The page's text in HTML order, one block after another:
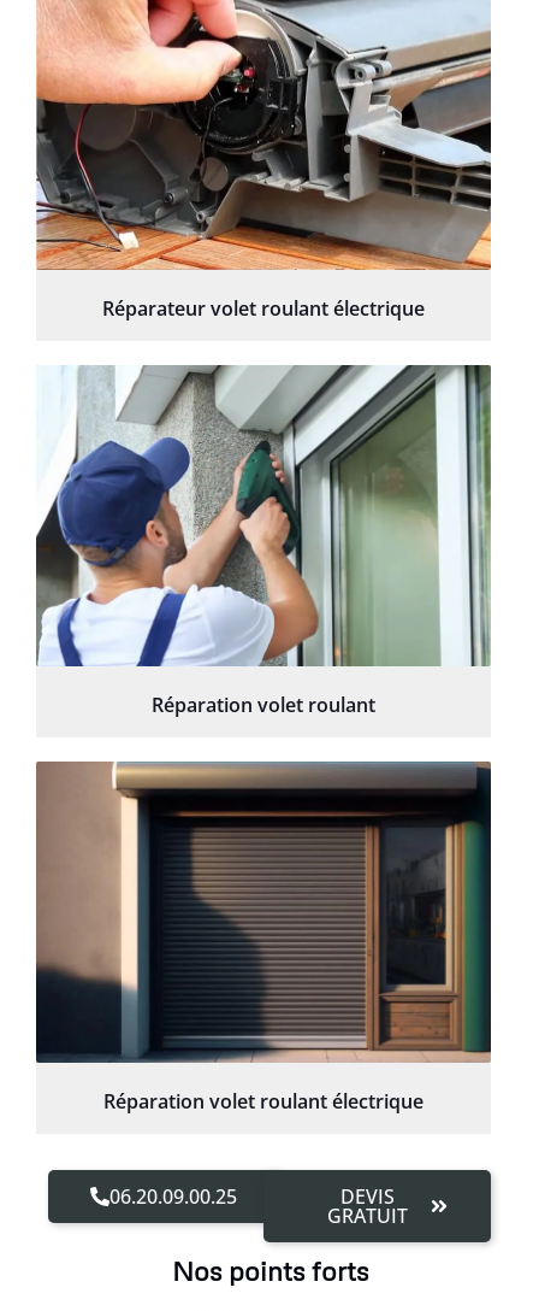
Réparateur volet roulant électrique
Réparation volet roulant
Réparation volet roulant électrique
06.20.09.00.25 DEVIS
GRATUIT
Nos points forts